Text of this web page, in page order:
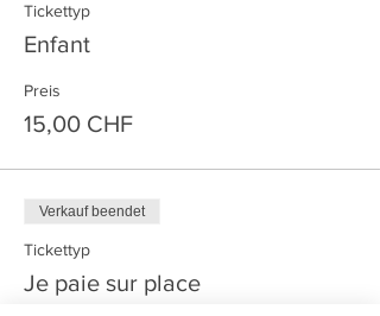
Tickettyp
Enfant
Preis
15,00 CHF
Verkauf beendet
Tickettyp
Je paie sur place